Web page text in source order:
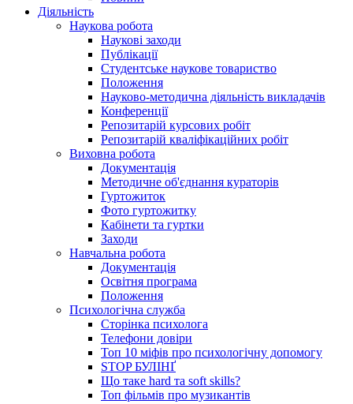
Діяльність
Наукова робота
Наукові заходи
Публікації
Студентське наукове товариство
Положення
Науково-методична діяльність викладачів
Конференції
Репозитарій курсових робіт
Репозитарій кваліфікаційних робіт
Виховна робота
Документація
Методичне об'єднання кураторів
Гуртожиток
Фото гуртожитку
Кабінети та гуртки
Заходи
Навчальна робота
Документація
Освітня програма
Положення
Психологічна служба
Сторінка психолога
Телефони довіри
Топ 10 міфів про психологічну допомогу
STOP БУЛІНҐ
Що таке hard та soft skills?
Топ фільмів про музикантів